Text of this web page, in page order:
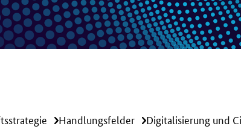
Handlungsfelder Digitalisierung und